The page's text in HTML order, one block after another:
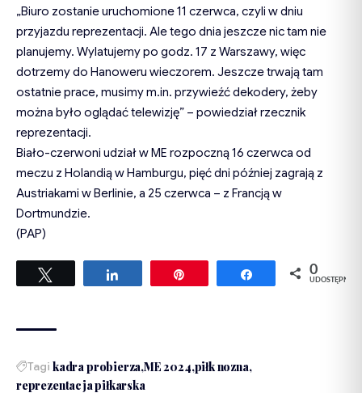
„Biuro zostanie uruchomione 11 czerwca, czyli w dniu
przyjazdu reprezentacji. Ale tego dnia jeszcze nic tam nie
planujemy. Wylatujemy po godz. 17 z Warszawy, więc
dotrzemy do Hanoweru wieczorem. Jeszcze trwają tam
ostatnie prace, musimy m.in. przywieźć dekodery, żeby
można było oglądać telewizję” – powiedział rzecznik
reprezentacji.
Biało-czerwoni udział w ME rozpoczną 16 czerwca od
meczu z Holandią w Hamburgu, pięć dni później zagrają z
Austriakami w Berlinie, a 25 czerwca – z Francją w
Dortmundzie.
(PAP)
Udostępnij Udostępnij
0
UDOSTĘPNIEŃ
Tagi kadra probierza ME 2024 piłk nozna
reprezentacja piłkarska